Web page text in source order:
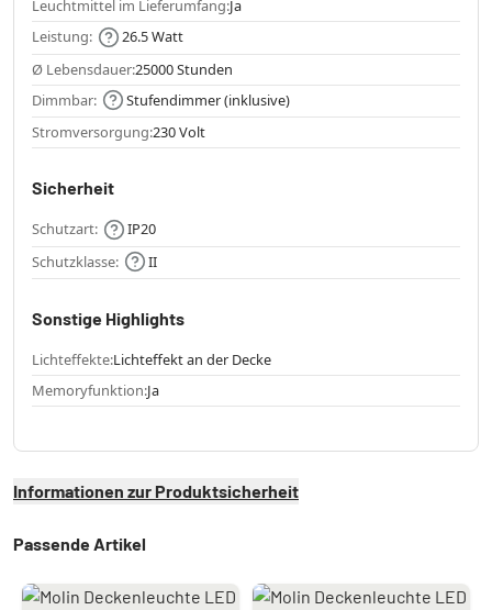
Leuchtmittel im Lieferumfang:Ja
Leistung:
26.5 Watt
Ø Lebensdauer:25000 Stunden
Dimmbar:
Stufendimmer (inklusive)
Stromversorgung:230 Volt
Sicherheit
Schutzart:
IP20
Schutzklasse:
II
Sonstige Highlights
Lichteffekte:Lichteffekt an der Decke
Memoryfunktion:Ja
Informationen zur Produktsicherheit
Passende Artikel